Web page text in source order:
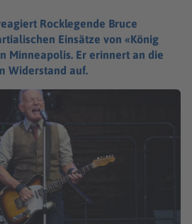
Rocklegende Bruce
Einsätze von «König
Minneapolis. Er erinnert an die
Widerstand auf.